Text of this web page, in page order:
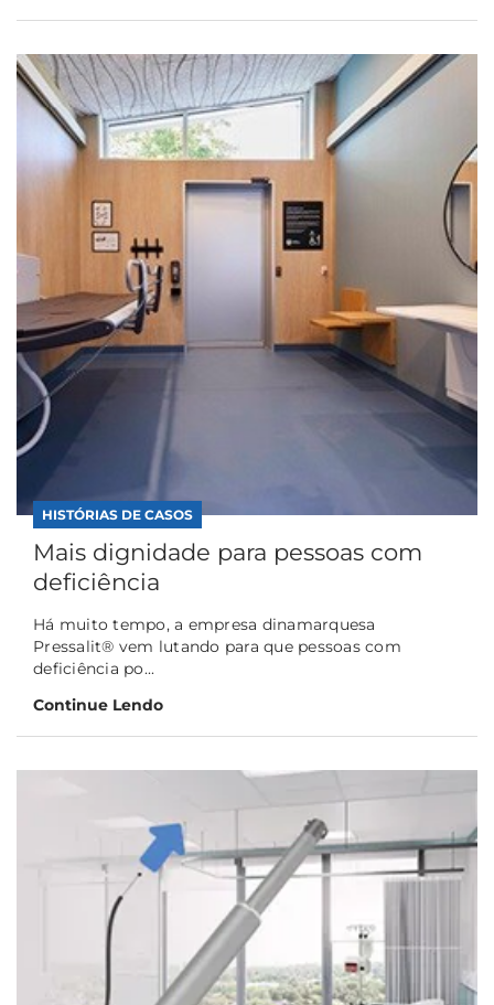
HISTÓRIAS DE CASOS
Mais dignidade para pessoas com
deficiência
Há muito tempo, a empresa dinamarquesa
Pressalit® vem lutando para que pessoas com
deficiência po...
Continue Lendo